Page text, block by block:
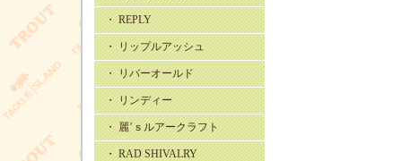
・ REPLY
・ リップルアッシュ
・ リバーオールド
・ リンディー
・ 麗’ｓルアークラフト
・ RAD SHIVALRY